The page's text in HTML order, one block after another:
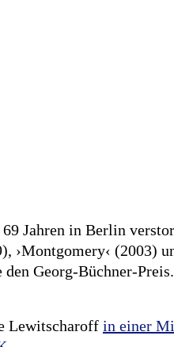
Jahren in Berlin
(2003)
den Georg-Büchner-
Lewitscharoff in einer